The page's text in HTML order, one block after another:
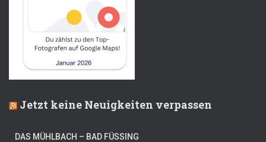
Jetzt keine Neuigkeiten verpassen
DAS MÜHLBACH – BAD FÜSSING